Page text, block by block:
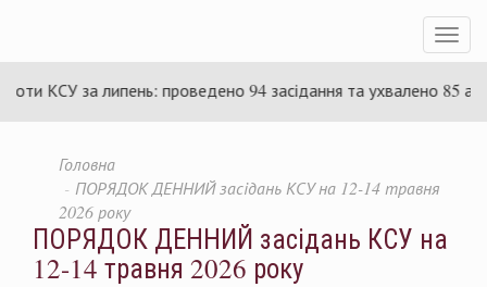
Toggle
за липень: проведено 94 засідання та ухвалено 85 актів
Головна
ПОРЯДОК ДЕННИЙ засідань КСУ на 12-14 травня
2026 року
ПОРЯДОК ДЕННИЙ засідань КСУ на
12-14 травня 2026 року